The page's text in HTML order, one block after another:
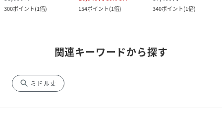
300ポイント(1倍)
154ポイント(1倍)
340ポイント(1倍)
関連キーワードから探す
search ミドル丈